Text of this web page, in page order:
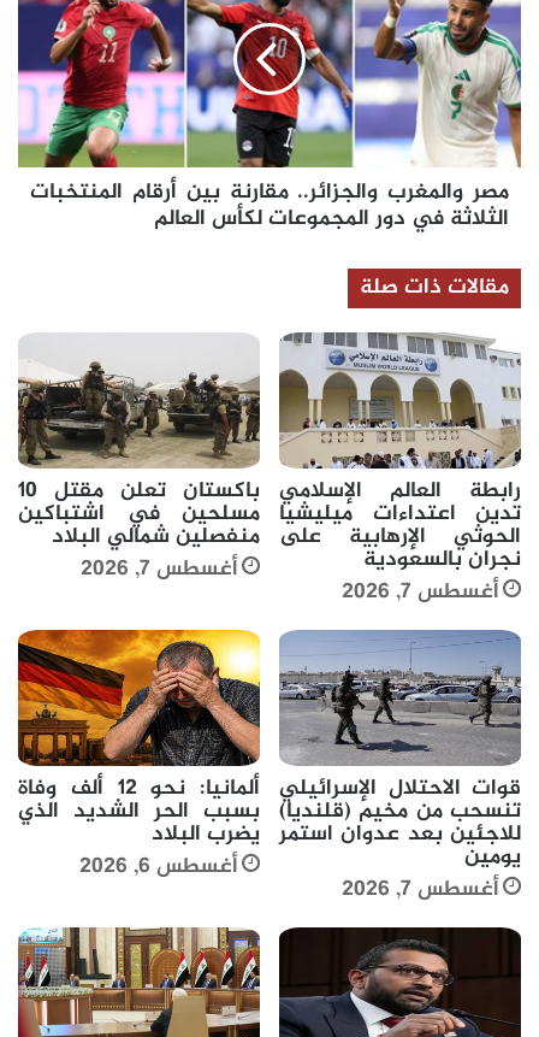
والجزائر..
مقارنة
بين
أرقام
المنتخبات
الثلاثة
في
دور
المجموعات
العالم
مصر والمغرب والجزائر.. مقارنة بين أرقام المنتخبات
الثلاثة في دور المجموعات لكأس العالم
مقالات ذات صلة
رابطة العالم الإسلامي
تدين اعتداءات ميليشيا
الحوثي الإرهابية على
نجران بالسعودية
أغسطس 7, 2026
باكستان تعلن مقتل 10
مسلحين في اشتباكين
منفصلين شمالي البلاد
أغسطس 7, 2026
قوات الاحتلال الإسرائيلي
تنسحب من مخيم (قلنديا)
للاجئين بعد عدوان استمر
يومين
أغسطس 7, 2026
ألمانيا: نحو 12 ألف وفاة
بسبب الحر الشديد الذي
يضرب البلاد
أغسطس 6, 2026